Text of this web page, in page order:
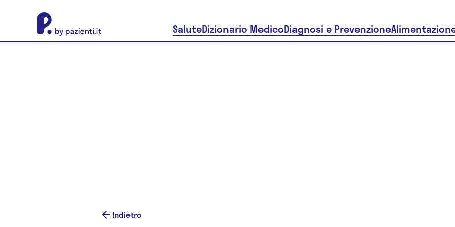
SaluteDizionario MedicoDiagnosi e Prevenzione
Indietro